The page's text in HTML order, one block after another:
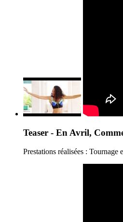
Teaser - En Avril,
Prestations réalisées :